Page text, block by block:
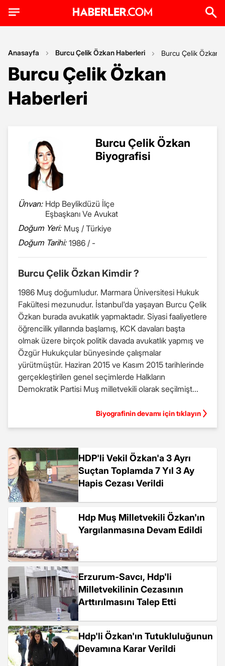
Anasayfa Burcu Çelik Özkan Haberleri Burcu Çelik Özkan
Burcu Çelik Özkan
Haberleri
Burcu Çelik Özkan
Biyografisi
Ünvan: Hdp Beylikdüzü İlçe
Eşbaşkanı Ve Avukat
Doğum Yeri: Muş / Türkiye
Doğum Tarihi: 1986 / -
Burcu Çelik Özkan Kimdir ?
1986 Muş doğumludur. Marmara Üniversitesi Hukuk
Fakültesi mezunudur. İstanbul'da yaşayan Burcu Çelik
Özkan burada avukatlık yapmaktadır. Siyasi faaliyetlere
öğrencilik yıllarında başlamış, KCK davaları başta
olmak üzere birçok politik davada avukatlık yapmış ve
Özgür Hukukçular bünyesinde çalışmalar
yürütmüştür. Haziran 2015 ve Kasım 2015 tarihlerinde
gerçekleştirilen genel seçimlerde Halkların
Demokratik Partisi Muş milletvekili olarak seçilmişt...
Biyografinin devamı için tıklayın
HDP'li Vekil Özkan'a 3 Ayrı
Suçtan Toplamda 7 Yıl 3 Ay
Hapis Cezası Verildi
Hdp Muş Milletvekili Özkan'ın
Yargılanmasına Devam Edildi
Erzurum-Savcı, Hdp'li
Milletvekilinin Cezasının
Arttırılmasını Talep Etti
Hdp'li Özkan'ın Tutukluluğunun
Devamına Karar Verildi